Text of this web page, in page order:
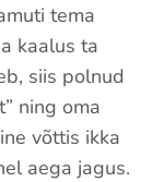
tema
kaalus ta
siis polnud
ning oma
võttis ikka
aega jagus.